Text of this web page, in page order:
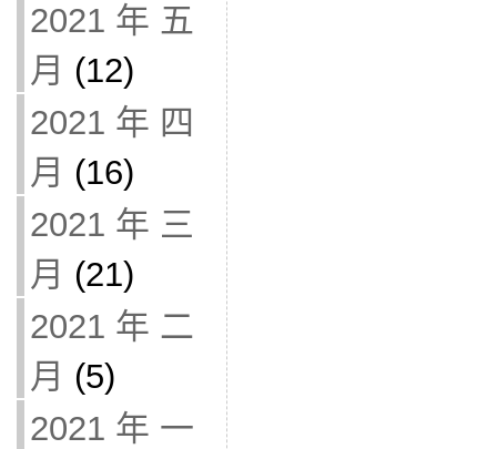
2021 年 五
月 (12)
2021 年 四
月 (16)
2021 年 三
月 (21)
2021 年 二
月 (5)
2021 年 一